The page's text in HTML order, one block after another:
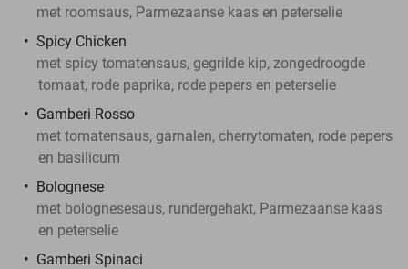
met roomsaus, Parmezaanse kaas en peterselie
Spicy Chicken
met spicy tomatensaus, gegrilde kip, zongedroogde
tomaat, rode paprika, rode pepers en peterselie
Gamberi Rosso
met tomatensaus, garnalen, cherrytomaten, rode pepers
en basilicum
Bolognese
met bolognesesaus, rundergehakt, Parmezaanse kaas
en peterselie
Gamberi Spinaci